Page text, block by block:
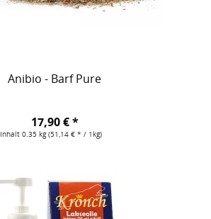
Anibio - Barf Pure
Inhalt0.35 kg(51,14 € * / 1kg)
17,90 € *